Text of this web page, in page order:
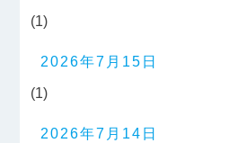
(1)
2026年7月15日
(1)
2026年7月14日